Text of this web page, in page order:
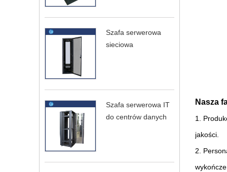
Szafa serwerowa
sieciowa
Szafa serwerowa IT
do centrów danych
Nasza
1.
jakości.
2.